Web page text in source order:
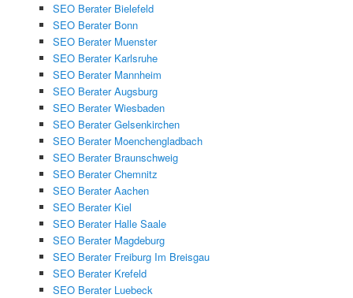
SEO Berater Bielefeld
SEO Berater Bonn
SEO Berater Muenster
SEO Berater Karlsruhe
SEO Berater Mannheim
SEO Berater Augsburg
SEO Berater Wiesbaden
SEO Berater Gelsenkirchen
SEO Berater Moenchengladbach
SEO Berater Braunschweig
SEO Berater Chemnitz
SEO Berater Aachen
SEO Berater Kiel
SEO Berater Halle Saale
SEO Berater Magdeburg
SEO Berater Freiburg Im Breisgau
SEO Berater Krefeld
SEO Berater Luebeck